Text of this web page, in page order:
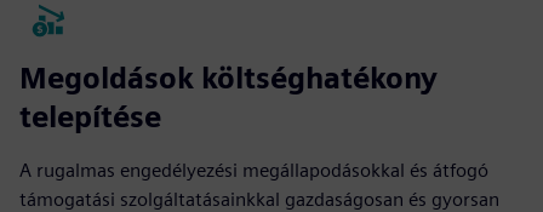
Megoldások költséghatékony
telepítése
A rugalmas engedélyezési megállapodásokkal és átfogó
támogatási szolgáltatásainkkal gazdaságosan és gyorsan